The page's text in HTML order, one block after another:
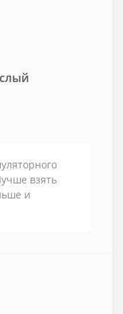
взять
и